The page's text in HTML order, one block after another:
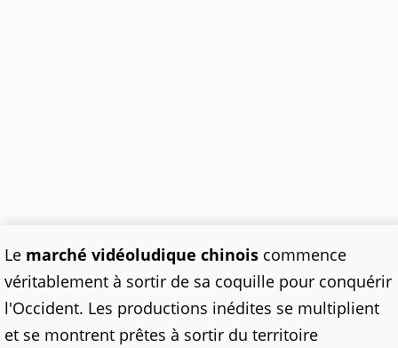
Le marché vidéoludique chinois commence
véritablement à sortir de sa coquille pour conquérir
l'Occident. Les productions inédites se multiplient
et se montrent prêtes à sortir du territoire